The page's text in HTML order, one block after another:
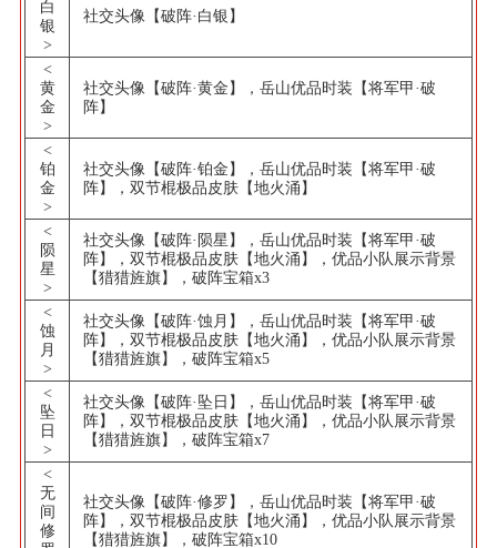
白
银
>
社交头像【破阵·白银】
<
黄
金
>
社交头像【破阵·黄金】，岳山优品时装【将军甲·破
阵】
<
铂
金
>
社交头像【破阵·铂金】，岳山优品时装【将军甲·破
阵】，双节棍极品皮肤【地火涌】
<
陨
星
>
社交头像【破阵·陨星】，岳山优品时装【将军甲·破
阵】，双节棍极品皮肤【地火涌】，优品小队展示背景
【猎猎旌旗】，破阵宝箱x3
<
蚀
月
>
社交头像【破阵·蚀月】，岳山优品时装【将军甲·破
阵】，双节棍极品皮肤【地火涌】，优品小队展示背景
【猎猎旌旗】，破阵宝箱x5
<
坠
日
>
社交头像【破阵·坠日】，岳山优品时装【将军甲·破
阵】，双节棍极品皮肤【地火涌】，优品小队展示背景
【猎猎旌旗】，破阵宝箱x7
<
无
间
修
社交头像【破阵·修罗】，岳山优品时装【将军甲·破
阵】，双节棍极品皮肤【地火涌】，优品小队展示背景
【猎猎旌旗】，破阵宝箱x10